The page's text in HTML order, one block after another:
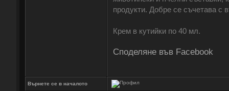
продукти. Добре се съчетава с
Крем в кутийки по 40 мл.
Споделяне във Facebook
Върнете се в началото